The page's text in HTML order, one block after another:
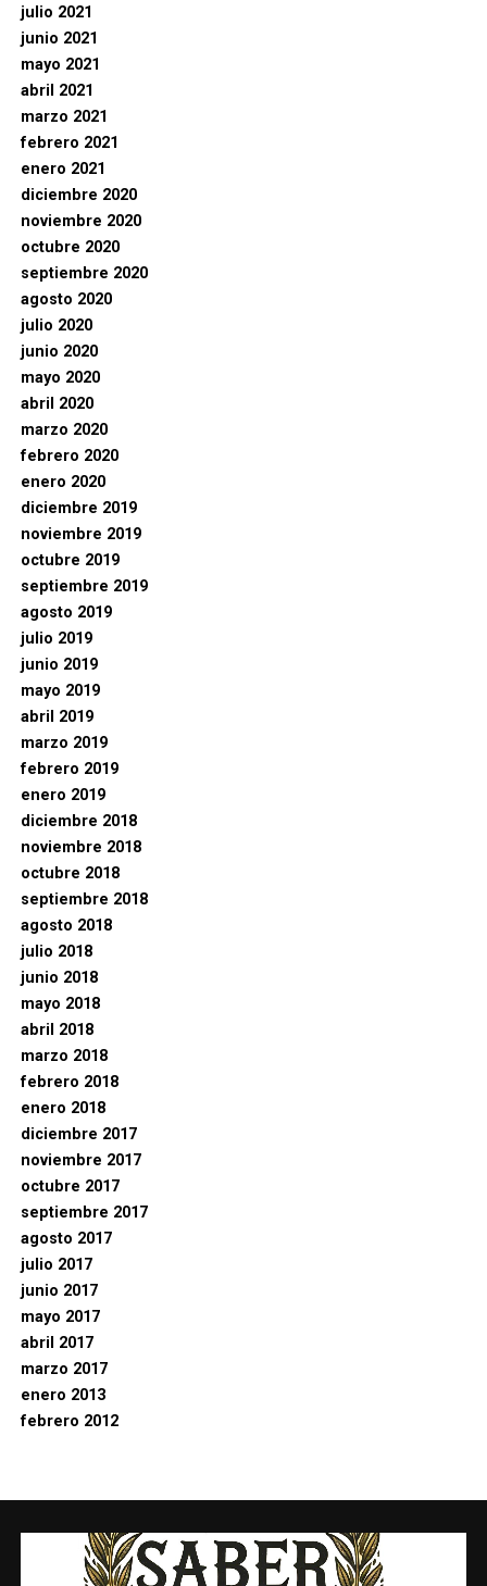
julio 2021
junio 2021
mayo 2021
abril 2021
marzo 2021
febrero 2021
enero 2021
diciembre 2020
noviembre 2020
octubre 2020
septiembre 2020
agosto 2020
julio 2020
junio 2020
mayo 2020
abril 2020
marzo 2020
febrero 2020
enero 2020
diciembre 2019
noviembre 2019
octubre 2019
septiembre 2019
agosto 2019
julio 2019
junio 2019
mayo 2019
abril 2019
marzo 2019
febrero 2019
enero 2019
diciembre 2018
noviembre 2018
octubre 2018
septiembre 2018
agosto 2018
julio 2018
junio 2018
mayo 2018
abril 2018
marzo 2018
febrero 2018
enero 2018
diciembre 2017
noviembre 2017
octubre 2017
septiembre 2017
agosto 2017
julio 2017
junio 2017
mayo 2017
abril 2017
marzo 2017
enero 2013
febrero 2012